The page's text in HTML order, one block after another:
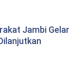
Jambi Gelar